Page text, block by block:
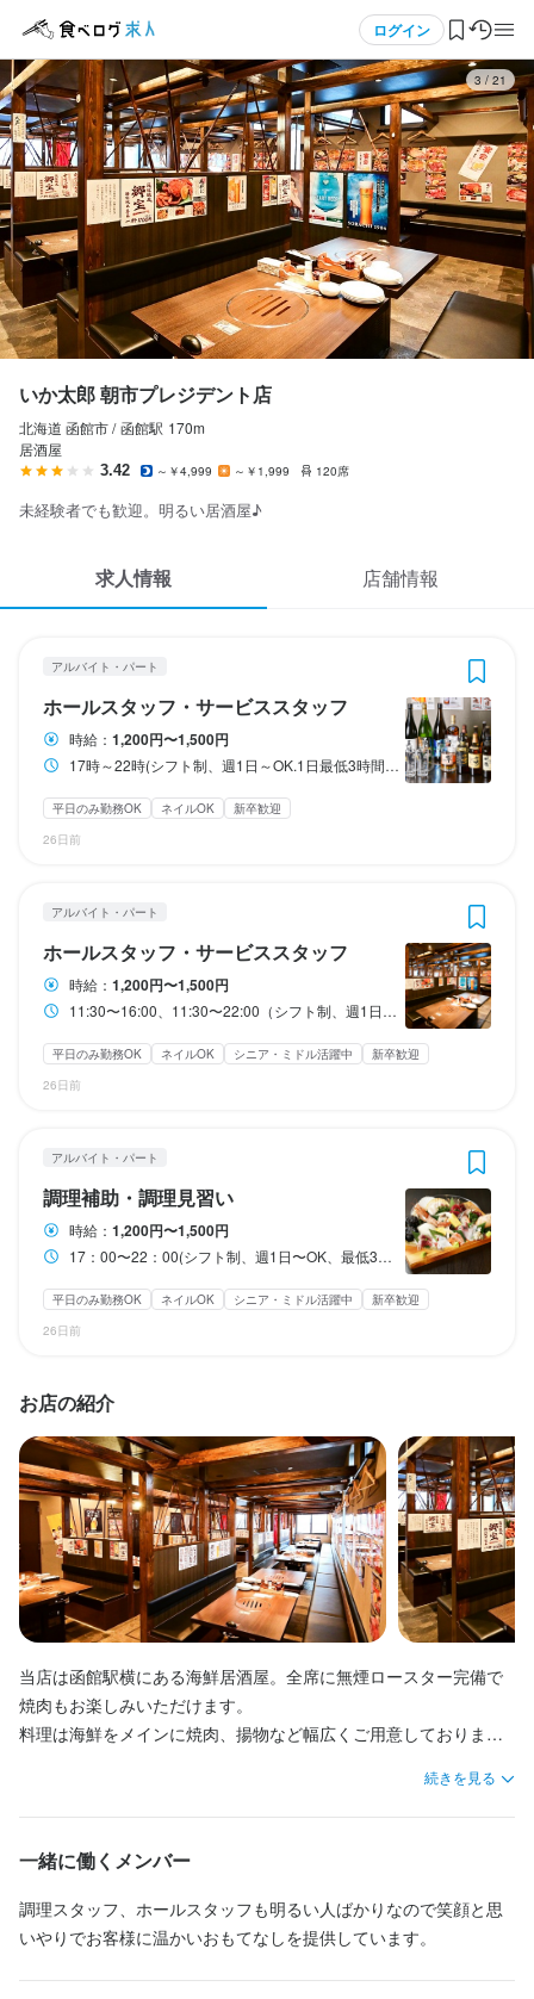
ログイン
ログイン・無料会員登録
食べログ求人TOP
求人検索
マイページ管理
気になる求人
検索履歴・保存した条件
ヘルプ・お問い合わせフォーム
掲載をご検討の店舗様へ
食べログ求人PRESS
プライバシーポリシー
3/21
いか太郎 朝市プレジデント店
北海道 函館市 / 函館駅 170m
居酒屋
3.42 ～￥4,999 ～￥1,999 120席
未経験者でも歓迎。明るい居酒屋♪
求人情報 店舗情報
アルバイト・パート
ホールスタッフ・サービススタッフ
時給： 1,200円〜1,500円
17時～22時(シフト制、週1日～OK.1日最低3時間保証)
平日のみ勤務OK ネイルOK
新卒歓迎
26日前
アルバイト・パート
ホールスタッフ・サービススタッフ
時給： 1,200円〜1,500円
11:30〜16:00、11:30〜22:00（シフト制、週1日から）
平日のみ勤務OK ネイルOK シニア・ミドル活躍中
新卒歓迎
26日前
アルバイト・パート
調理補助・調理見習い
時給： 1,200円〜1,500円
17：00〜22：00(シフト制、週1日〜OK、最低3時間保証)
平日のみ勤務OK ネイルOK シニア・ミドル活躍中
新卒歓迎
26日前
お店の紹介
当店は函館駅横にある海鮮居酒屋。全席に無煙ロースター完備で
焼肉もお楽しみいただけます。
料理は海鮮をメインに焼肉、揚物など幅広くご用意しておりま
お客様のお食事中の接客に力を入れておりますので心地よい時間
作りのサービスを提供してみませんか？
続きを見る
一緒に働くメンバー
調理スタッフ、ホールスタッフも明るい人ばかりなので笑顔と思
いやりでお客様に温かいおもてなしを提供しています。
ホールスタッフ・サービススタッフ
ホールスタッフ・サービススタッフ
研修期間1ヶ月。
収入例
時給1200円、週4日、1日4時間勤務
月々約8万円の収入(月4週換算時給1200円の目安金額)
長期勤務歓迎
週1日からOK
週2日からOK 週4日以上OK
シフト制希望休で休めます
待遇
まかない・食事補助あり 制服貸与 車通勤OK バイク通勤OK
髪型自由
ネイルOK
ピアスOK
特徴
フリーター歓迎
大学生歓迎 高校生歓迎 主婦・主夫歓迎
女性活躍中
ブランクOK
駅チカ(徒歩5分以内)
当店のホールスタッフとして、お客様のご案内を中心に、オーダ
ーのお伺いや料理・ドリンクの提供、テーブルの片付けなど、接
客全般をお任せします。まずは笑顔でお客様をお迎えし、席への
ご案内からスタートしていただきますので、初めての方でも安心
して取り組めます。
応募画面へ進む
ホールスタッフ・サービススタッフ
ホールスタッフ・サービススタッフ
研修期間1ヶ月
収入例
時給1200円、週4日、1日4時間勤務
月々約8万円（月4週換算で計算した目安金額）
週1日からOK
週2日からOK 週4日以上OK
月毎のシフト制
待遇
契約期間の定めなし
まかない・食事補助あり 制服貸与 車通勤OK バイク通勤OK
髪型自由
ネイルOK
ピアスOK
特徴
フリーター歓迎
大学生歓迎 主婦・主夫歓迎
シニア・ミドル活躍中
女性活躍中
ブランクOK 駅チカ(徒歩5分以内)
即日勤務OK
任せします。主な業務はお客様のご案内、オーダー伺い、料理や
ドリンクの提供、お会計、テーブルの片付けなどです。笑顔での
接客や気配りを大切に、お客様に快適な時間を過ごしていただく
応募画面へ進む
調理補助・調理見習い
調理補助・調理見習い
研修期間1ヶ月
収入例
時給1200円、週4日、1日4時間勤務
月約8万円（月4週換算目安）
長期勤務歓迎
週1日からOK
週2日からOK シフト制
シフト制で希望休で休めます。
待遇
契約期間の定めなし
まかない・食事補助あり 制服貸与 車通勤OK バイク通勤OK
髪型自由
ネイルOK
ピアスOK
特徴
Uターン・Iターン歓迎
フリーター歓迎 大学生歓迎
高校生歓迎
主婦・主夫歓迎
シニア・ミドル活躍中
駅チカ(徒歩5分以内)
応募者全員と面接
け、簡単な調理作業を担当していただきます。包丁の使い方や調
理器具の扱いは、基本から丁寧にお教えしますので、未経験の方
でも安心して始められます。
シフトは日によって異なりますが、ご希望や生活スタイルに合わ
応募画面へ進む